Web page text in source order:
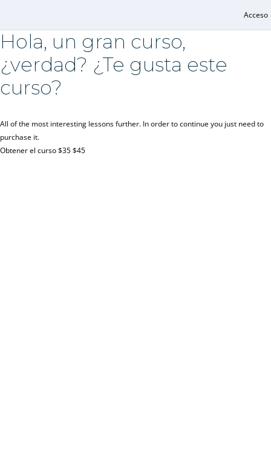
Acceso
Hola, un gran curso,
¿verdad? ¿Te gusta este
curso?
All of the most interesting lessons further. In order to continue you just need to
purchase it.
Obtener el curso$35$45